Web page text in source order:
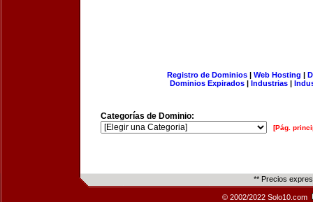
Registro de Dominios| Web Hosting |
Dominios Expirados | Industrias |
Categorías de Dominio:
[Pág.
** Precios
© 2002/2022 Solo10.com